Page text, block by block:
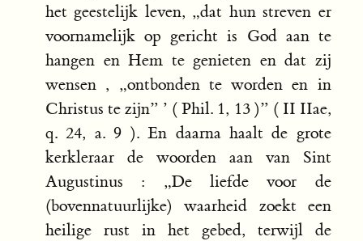
het geestelijk leven, „dat hun streven er
voornamelijk op gericht is God aan te
hangen en Hem te genieten en dat zij
wensen ‚ „ontbonden te worden en in
Christus te zijn” ’ ( Phil. 1, 13 )” ( II IIae,
q. 24, a. 9 ). En daarna haalt de grote
kerkleraar de woorden aan van Sint
Augustinus : „De liefde voor de
(bovennatuurlijke) waarheid zoekt een
heilige rust in het gebed, terwijl de